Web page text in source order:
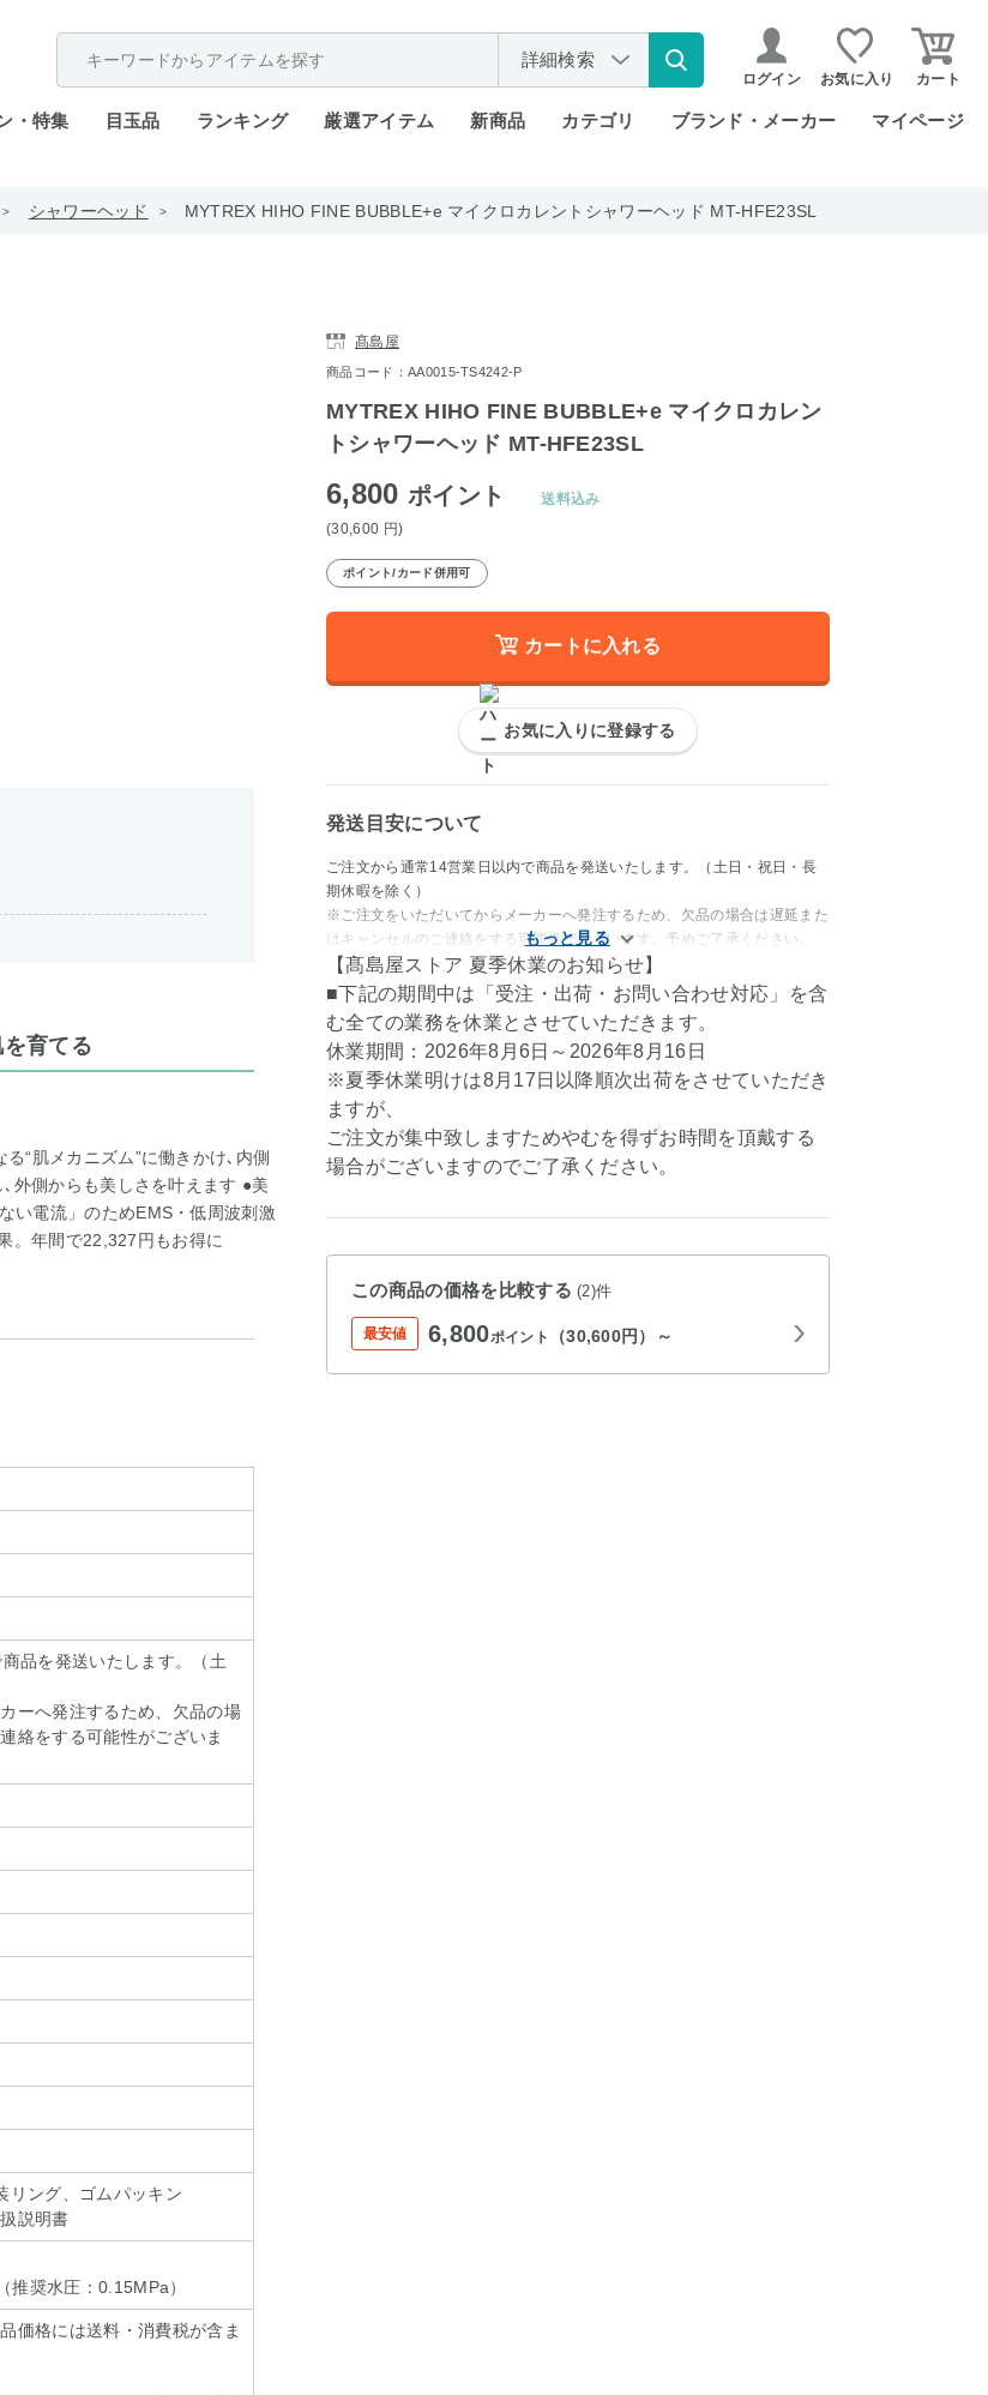
詳細検索
ログイン お気に入り カート
・特集 目玉品 ランキング 厳選アイテム 新商品 カテゴリ ブランド・メーカー マイページ
シャワーヘッド MYTREX HIHO FINE BUBBLE+e マイクロカレントシャワーヘッド MT-HFE23SL
育てる
“肌メカニズム”に働きかけ､内側
外側からも美しさを叶えます ●美
い電流」のためEMS・低周波刺激
。年間で22,327円もお得に
品を発送いたします。（土
ーへ発注するため、欠品の場
絡をする可能性がございま
リング、ゴムパッキン
説明書
推奨水圧：0.15MPa）
価格には送料・消費税が含ま
髙島屋
商品コード：AA0015-TS4242-P
MYTREX HIHO FINE BUBBLE+e マイクロカレン
トシャワーヘッド MT-HFE23SL
6,800 ポイント
(30,600 円)
送料込み
ポイント/カード併用可
カートに入れる
お気に入りに登録する
発送目安について
ご注文から通常14営業日以内で商品を発送いたします。（土日・祝日・長
期休暇を除く）
※ご注文をいただいてからメーカーへ発注するため、欠品の場合は遅延また
はキャンセルのご連絡をする可能性がございます。予めご了承ください。
【髙島屋ストア 夏季休業のお知らせ】
■下記の期間中は「受注・出荷・お問い合わせ対応」を含
む全ての業務を休業とさせていただきます。
休業期間：2026年8月6日～2026年8月16日
※夏季休業明けは8月17日以降順次出荷をさせていただき
ますが、
ご注文が集中致しますためやむを得ずお時間を頂戴する
場合がございますのでご了承ください。
この商品の価格を比較する(2)件
最安値 6,800ポイント （30,600円）～